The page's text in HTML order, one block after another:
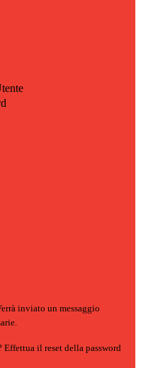
inviato un messaggio
Effettua il reset della password